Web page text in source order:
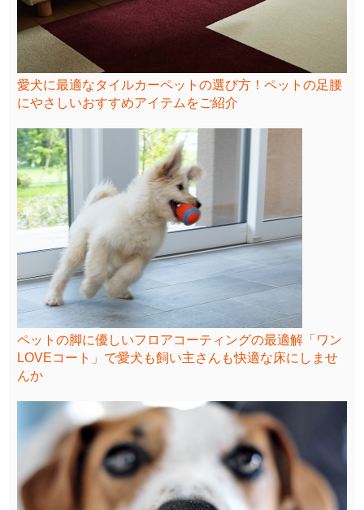
愛犬に最適なタイルカーペットの選び方！ペットの足腰
にやさしいおすすめアイテムをご紹介
ペットの脚に優しいフロアコーティングの最適解「ワン
LOVEコート」で愛犬も飼い主さんも快適な床にしませ
んか